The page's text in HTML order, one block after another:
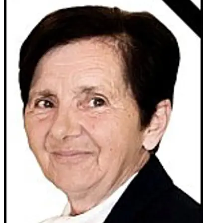
Naletilić, Rezić, Topić, Škegro, Matanić, Jelić, Karačić,
Pavković i Zovko te ostala rodbina, susjedi, kumovi i